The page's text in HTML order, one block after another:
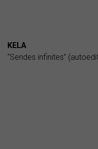
KELA
“Sendes infinites”